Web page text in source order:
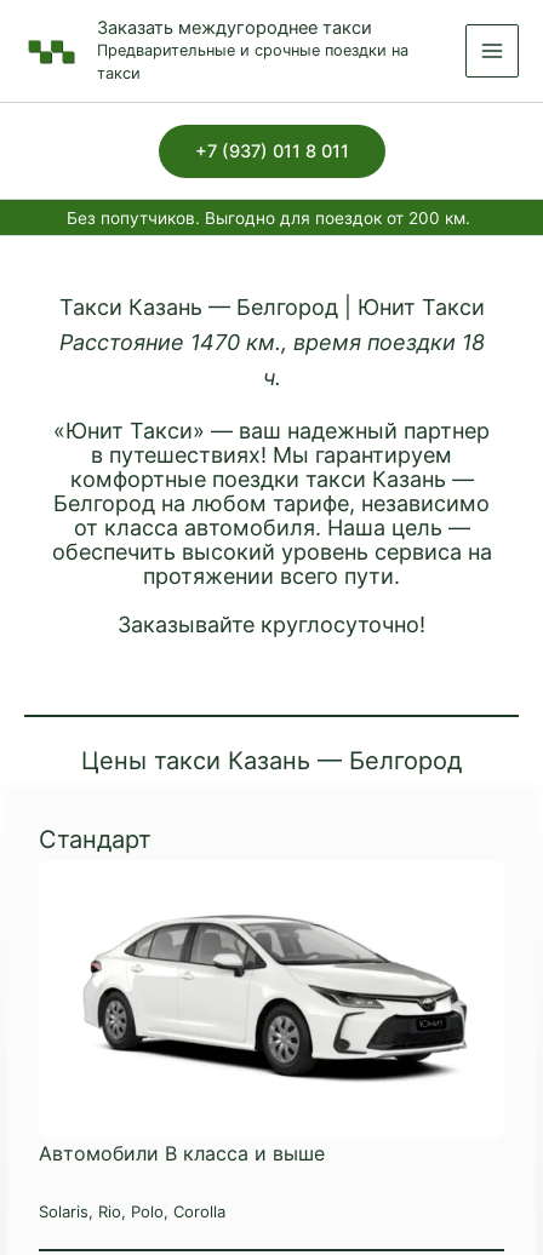
содержимому
Заказать междугороднее такси
Предварительные и срочные поездки на
такси
+7 (937) 011 8 011
Без попутчиков. Выгодно для поездок от 200 км.
Такси Казань — Белгород | Юнит Такси
Расстояние 1470 км., время поездки 18
ч.
«Юнит Такси» — ваш надежный партнер
в путешествиях! Мы гарантируем
комфортные поездки такси Казань —
Белгород на любом тарифе, независимо
от класса автомобиля. Наша цель —
обеспечить высокий уровень сервиса на
протяжении всего пути.
Заказывайте круглосуточно!
Цены такси Казань — Белгород
Стандарт
Автомобили B класса и выше
Solaris, Rio, Polo, Corolla